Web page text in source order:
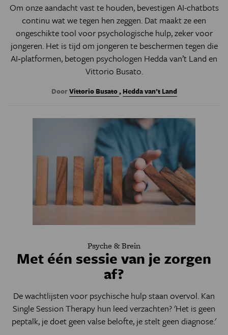
Om onze aandacht vast te houden, bevestigen AI-chatbots
continu wat we tegen hen zeggen. Dat maakt ze een
ongeschikte tool voor psychologische hulp, zeker voor
jongeren. Het is tijd om jongeren te beschermen tegen die
AI‑platformen, betogen psychologen Hedda van’t Land en
Vittorio Busato.
DoorVittorio Busato, Hedda van’t Land
Psyche & Brein
Met één sessie van je zorgen
af?
De wachtlijsten voor psychische hulp staan overvol. Kan
Single Session Therapy hun leed verzachten? 'Het is geen
peptalk, je doet geen valse belofte, je stelt geen diagnose.'